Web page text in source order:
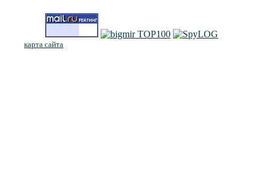
карта сайта